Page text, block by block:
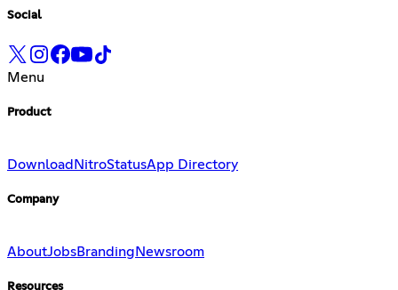
Social
Menu
Product
Download NitroStatusApp Directory
Company
AboutJobsBranding Newsroom
Resources